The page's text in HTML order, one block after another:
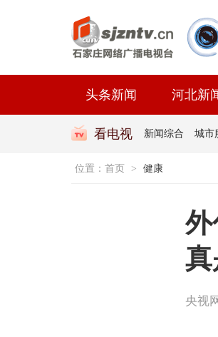
头条新闻 河北新
看电视 新闻综合 城市
位置： 首页 > 健康
央视